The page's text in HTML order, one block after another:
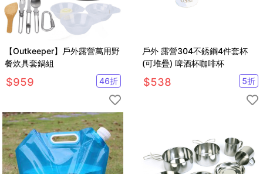
【Outkeeper】戶外露營萬用野
餐炊具套鍋組
$959 46折
戶外 露營304不銹鋼4件套杯
(可堆疊) 啤酒杯咖啡杯
$538 5折